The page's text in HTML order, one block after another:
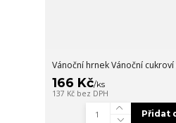
Vánoční hrnek Vánoční
166 Kč/ks
137 Kč bez DPH
Přidat